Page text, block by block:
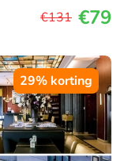
€131 €79
29% korting